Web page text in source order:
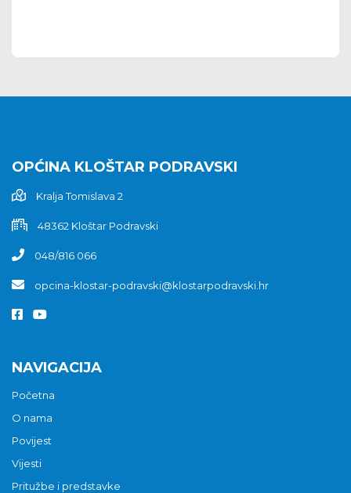
OPĆINA KLOŠTAR PODRAVSKI
Kralja Tomislava 2
48362 Kloštar Podravski
048/816 066
opcina-klostar-podravski@klostarpodravski.hr
NAVIGACIJA
Početna
O nama
Povijest
Vijesti
Pritužbe i predstavke